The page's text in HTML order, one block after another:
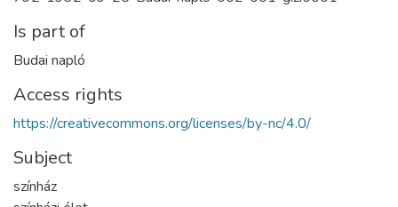
Is part of
Budai napló
Access rights
https://creativecommons.org/licenses/by-nc/4.0/
Subject
színház